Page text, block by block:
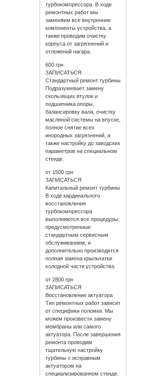
турбокомпрессора. В ходе
ремонтных работ мы
заменяем все внутренние
компоненты устройства, а
также проводим очистку
корпуса от загрязнений и
отложений нагара.
600 грн
ЗАПИСАТЬСЯ
Стандартный ремонт турбины
Подразумевает замену
скользящих втулок и
подшипника опоры,
балансировку вала, очистку
масляной системы на впуске,
полное снятие всех
инородных загрязнений, а
также настройку до заводских
параметров на специальном
стенде.
от 1500 грн
ЗАПИСАТЬСЯ
Капитальный ремонт турбины
В ходе кардинального
восстановления
турбокомпрессора
выполняются все процедуры,
предусмотренные
стандартным сервисным
обслуживанием, и
дополнительно производится
полная замена крыльчатки
холодной части устройства.
от 2800 грн
ЗАПИСАТЬСЯ
Восстановление актуатора
Тип ремонтных работ зависит
от специфики поломки. Мы
можем произвести замену
мембраны или самого
актуатора. После завершения
ремонта проводим
тщательную настройку
турбины с исправным
актуатором на
специализированном стенде.